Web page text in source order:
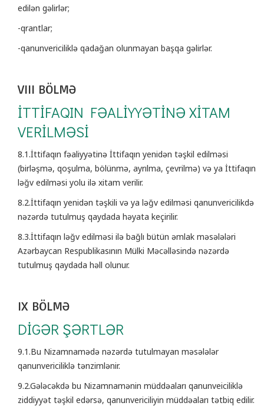
edilən gəlirlər;
-qrantlar;
-qanunvericiliklə qadağan olunmayan başqa gəlirlər.
VIII BÖLMƏ
İTTİFAQIN FƏALİYYƏTİNƏ XİTAM
VERİLMƏSİ
8.1.İttifaqın fəaliyyətinə İttifaqın yenidən təşkil edilməsi
(birləşmə, qoşulma, bölünmə, ayrılma, çevrilmə) və ya İttifaqın
ləğv edilməsi yolu ilə xitam verilir.
8.2.İttifaqın yenidən təşkili və ya ləğv edilməsi qanunvericilikdə
nəzərdə tutulmuş qaydada həyata keçirilir.
8.3.İttifaqın ləğv edilməsi ilə bağlı bütün əmlak məsələləri
Azərbaycan Respublikasının Mülki Məcəlləsində nəzərdə
tutulmuş qaydada həll olunur.
IX BÖLMƏ
DİGƏR ŞƏRTLƏR
9.1.Bu Nizamnamədə nəzərdə tutulmayan məsələlər
qanunvericiliklə tənzimlənir.
9.2.Gələcəkdə bu Nizamnamənin müddəaları qanunveiciliklə
ziddiyyət təşkil edərsə, qanunvericiliyin müddəaları tətbiq edilir.